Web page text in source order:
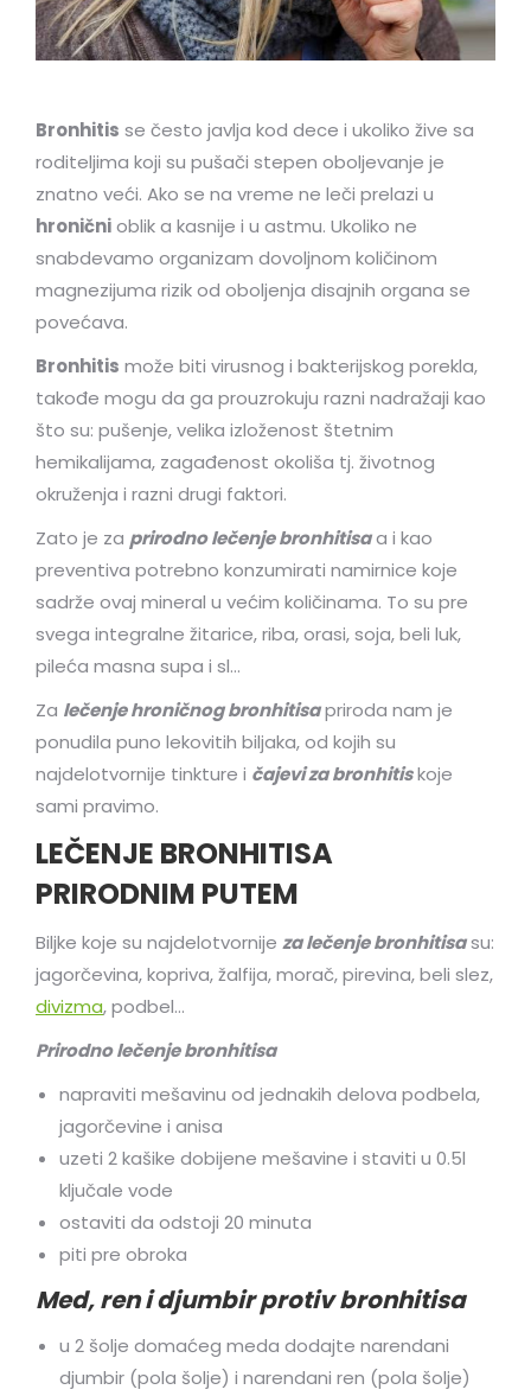
Bronhitis se često javlja kod dece i ukoliko žive sa
roditeljima koji su pušači stepen oboljevanje je
znatno veći. Ako se na vreme ne leči prelazi u
hroničnioblik a kasnije i u astmu. Ukoliko ne
snabdevamo organizam dovoljnom količinom
magnezijuma rizik od oboljenja disajnih organa se
povećava.
Bronhitis može biti virusnog i bakterijskog porekla,
takođe mogu da ga prouzrokuju razni nadražaji kao
što su: pušenje, velika izloženost štetnim
hemikalijama, zagađenost okoliša tj. životnog
okruženja i razni drugi faktori.
Zato je za prirodno lečenje bronhitisaa i kao
preventiva potrebno konzumirati namirnice koje
sadrže ovaj mineral u većim količinama. To su pre
svega integralne žitarice, riba, orasi, soja, beli luk,
pileća masna supa i sl…
Za lečenje hroničnog bronhitisapriroda nam je
ponudila puno lekovitih biljaka, od kojih su
najdelotvornije tinkture i čajevi za bronhitiskoje
sami pravimo.
LEČENJE BRONHITISA
PRIRODNIM PUTEM
Biljke koje su najdelotvornije za lečenje bronhitisasu:
jagorčevina, kopriva, žalfija, morač, pirevina, beli slez,
divizma, podbel…
Prirodno lečenje bronhitisa
napraviti mešavinu od jednakih delova podbela,
jagorčevine i anisa
uzeti 2 kašike dobijene mešavine i staviti u 0.5l
ključale vode
ostaviti da odstoji 20 minuta
piti pre obroka
Med, ren i djumbir protiv bronhitisa
u 2 šolje domaćeg meda dodajte narendani
djumbir (pola šolje) i narendani ren (pola šolje)